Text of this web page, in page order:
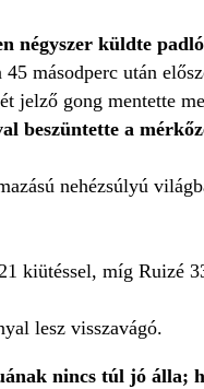
négyszer küldte
másodperc után
jelző gong mentette
beszüntette a
nehézsúlyú
kiütéssel, míg Ruizé
lesz visszavágó.
nincs túl jó álla;